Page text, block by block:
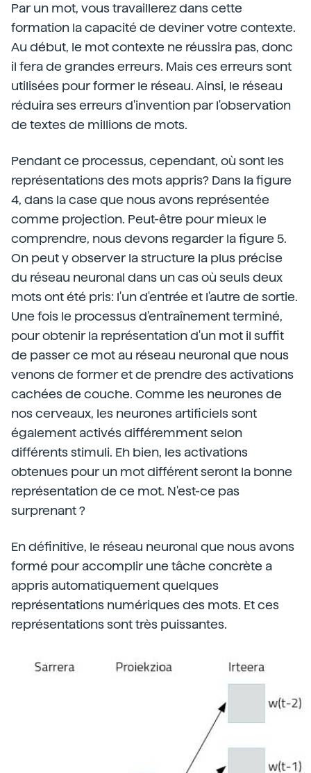
Par un mot, vous travaillerez dans cette
formation la capacité de deviner votre contexte.
Au début, le mot contexte ne réussira pas, donc
il fera de grandes erreurs. Mais ces erreurs sont
utilisées pour former le réseau. Ainsi, le réseau
réduira ses erreurs d'invention par l'observation
de textes de millions de mots.
Pendant ce processus, cependant, où sont les
représentations des mots appris? Dans la figure
4, dans la case que nous avons représentée
comme projection. Peut-être pour mieux le
comprendre, nous devons regarder la figure 5.
On peut y observer la structure la plus précise
du réseau neuronal dans un cas où seuls deux
mots ont été pris: l'un d'entrée et l'autre de sortie.
Une fois le processus d'entraînement terminé,
pour obtenir la représentation d'un mot il suffit
de passer ce mot au réseau neuronal que nous
venons de former et de prendre des activations
cachées de couche. Comme les neurones de
nos cerveaux, les neurones artificiels sont
également activés différemment selon
différents stimuli. Eh bien, les activations
obtenues pour un mot différent seront la bonne
représentation de ce mot. N'est-ce pas
surprenant ?
En définitive, le réseau neuronal que nous avons
formé pour accomplir une tâche concrète a
appris automatiquement quelques
représentations numériques des mots. Et ces
représentations sont très puissantes.